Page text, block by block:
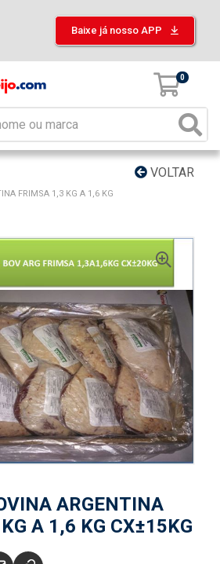
Baixe já nosso APP
0
VOLTAR
FRIMSA 1,3 KG A 1,6 KG
ARGENTINA
A 1,6 KG CX±15KG